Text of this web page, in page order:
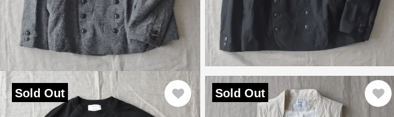
Sold Out Sold Out